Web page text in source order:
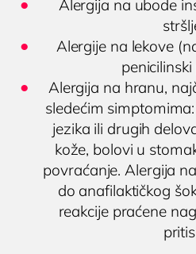
Alergija na ubode
Alergije na lekove
Alergija na hranu,
sledećim
jezika ili drugih
kože, bolovi u
povraćanje. Alergija
do anafilaktičkog
reakcije praćene